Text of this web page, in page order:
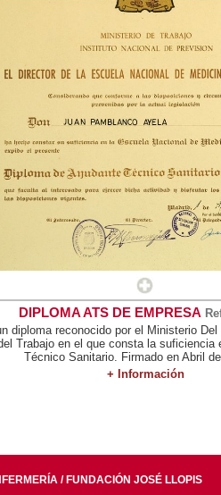
DIPLOMA ATS DE EMPRESA
diploma reconocido por el Ministerio
Trabajo en el que consta la
Técnico Sanitario. Firmado en Abril de
+ Información
/ FUNDACIÓN JOSÉ LLOPIS